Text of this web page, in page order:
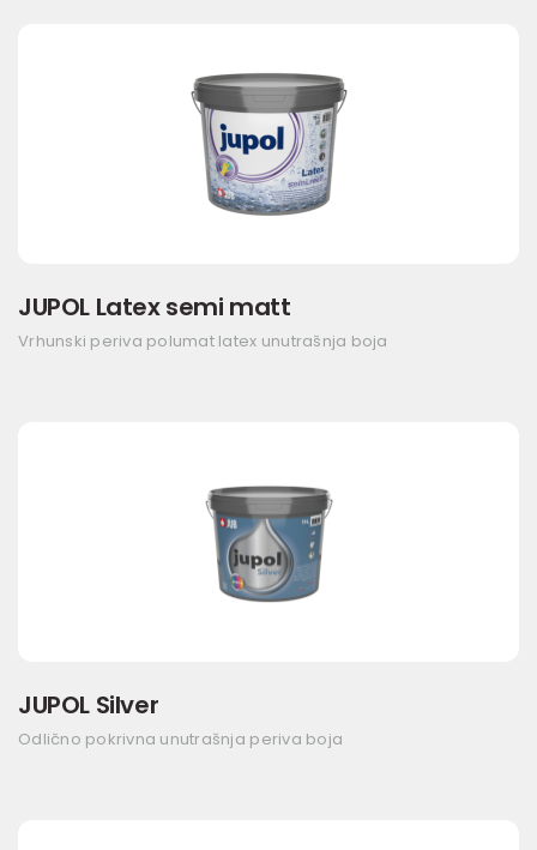
JUPOL Latex semi matt
Vrhunski periva polumat latex unutrašnja boja
JUPOL Silver
Odlično pokrivna unutrašnja periva boja